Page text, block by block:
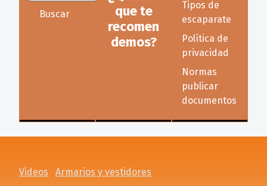
Buscar
que te
recomen
demos?
Tipos de
escaparate
Política de
privacidad
Normas
publicar
documentos
Videos Armarios y vestidores